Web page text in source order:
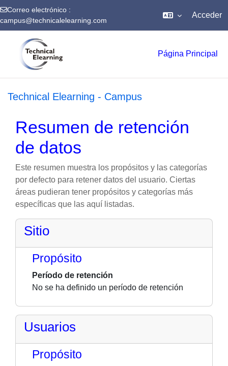
Correo electrónico :
campus@technicalelearning.com
Acceder
Página Principal
Technical Elearning - Campus
Resumen de retención
de datos
Este resumen muestra los propósitos y las categorías
por defecto para retener datos del usuario. Ciertas
áreas pudieran tener propósitos y categorías más
específicas que las aquí listadas.
Sitio
Propósito
Período de retención
No se ha definido un período de retención
Usuarios
Propósito